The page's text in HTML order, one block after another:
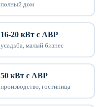
полный дом
16-20 кВт с АВР
усадьба, малый бизнес
50 кВт с АВР
производство, гостиница